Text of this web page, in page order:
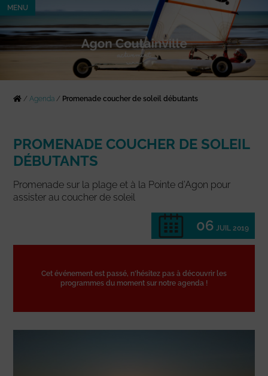
MENU
/Agenda / Promenade coucher de soleil débutants
PROMENADE COUCHER DE SOLEIL
DÉBUTANTS
Promenade sur la plage et à la Pointe d’Agon pour
assister au coucher de soleil
06 JUIL 2019
Cet événement est passé, n'hésitez pas à découvrir les
programmes du moment sur notre agenda !